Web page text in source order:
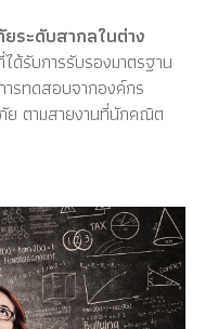
ระดับสากลในต่าง
รับการรับรองมาตรฐาน
รทดสอบจากองค์กร
ตามสายงานที่นักคณิต